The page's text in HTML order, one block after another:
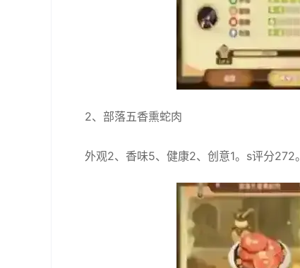
2、部落五香熏蛇肉
外观2、香味5、健康2、创意1。s评分272。